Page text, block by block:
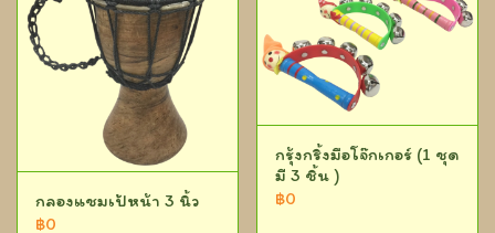
กลองแชมเป้หน้า 3 นิ้ว
฿0
กรุ้งกริ้งมือโจ๊กเกอร์ (1 ชุด
มี 3 ชิ้น )
฿0